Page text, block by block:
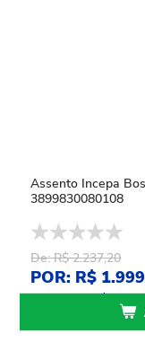
Assento Incepa
3899830080108
De: R$ 2.237,20
POR: R$
ou10xdeR$